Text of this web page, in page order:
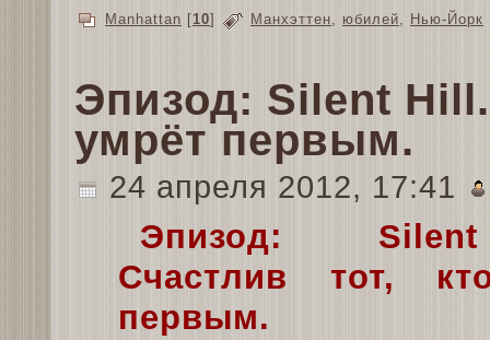
Manhattan [10] Манхэттен, юбилей, Нью-Йорк
Эпизод: Silent
умрёт первым.
24 апреля 2012, 17:41
Эпизод:
Счастлив тот,
первым.